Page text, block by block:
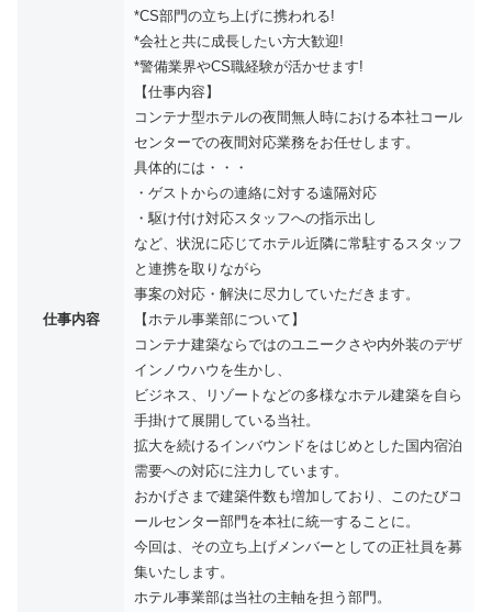
仕事内容
*CS部門の立ち上げに携われる!
*会社と共に成長したい方大歓迎!
*警備業界やCS職経験が活かせます!
【仕事内容】
コンテナ型ホテルの夜間無人時における本社コール
センターでの夜間対応業務をお任せします。
具体的には・・・
・ゲストからの連絡に対する遠隔対応
・駆け付け対応スタッフへの指示出し
など、状況に応じてホテル近隣に常駐するスタッフ
と連携を取りながら
事案の対応・解決に尽力していただきます。
【ホテル事業部について】
コンテナ建築ならではのユニークさや内外装のデザ
インノウハウを生かし、
ビジネス、リゾートなどの多様なホテル建築を自ら
手掛けて展開している当社。
拡大を続けるインバウンドをはじめとした国内宿泊
需要への対応に注力しています。
おかげさまで建築件数も増加しており、このたびコ
ールセンター部門を本社に統一することに。
今回は、その立ち上げメンバーとしての正社員を募
集いたします。
ホテル事業部は当社の主軸を担う部門。